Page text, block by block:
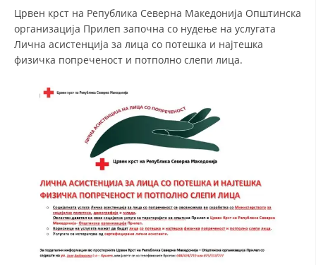
ЗАКОН ЗА ЦКРМ
СТАТУТ НА ЦКРМ
ОРГАНИЗАЦИЈА И РАЗВОЈ
РАКОВОДЕН ОДБОР
СОБРАНИЕ
СТРУКТУРА И ОРГАНИЗАЦИОНА ПОСТАВЕНОСТ
Црвен крст на Република Северна Македонија Општинска
организација Прилеп започна со нудење на услугата
Лична асистенција за лица со потешка и најтешка
физичка попреченост и потполно слепи лица.